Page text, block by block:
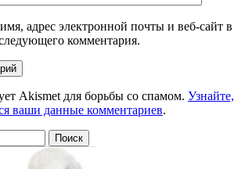
адрес электронной почты и веб-сайт в
комментария.
Akismet для борьбы со спамом. Узнайте,
ваши данные комментариев.